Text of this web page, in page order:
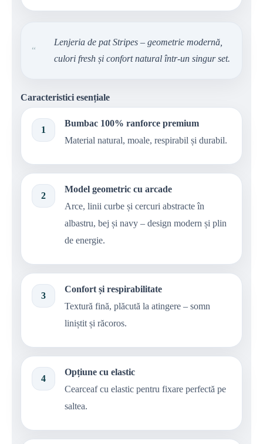
“
Lenjeria de pat Stripes – geometrie modernă,
culori fresh și confort natural într-un singur set.
Caracteristici esențiale
1
Bumbac 100% ranforce premium
Material natural, moale, respirabil și durabil.
2
Model geometric cu arcade
Arce, linii curbe și cercuri abstracte în
albastru, bej și navy – design modern și plin
de energie.
3
Confort și respirabilitate
Textură fină, plăcută la atingere – somn
liniștit și răcoros.
4
Opțiune cu elastic
Cearceaf cu elastic pentru fixare perfectă pe
saltea.